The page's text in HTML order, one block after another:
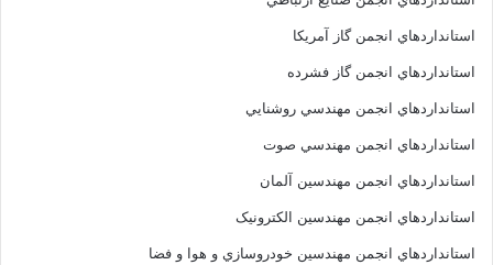
استانداردهاي انجمن گاز آمريکا
استانداردهاي انجمن گاز فشرده
استانداردهاي انجمن مهندسي روشنايي
استانداردهاي انجمن مهندسي صوت
استانداردهاي انجمن مهندسين آلمان
استانداردهاي انجمن مهندسين الکترونيک
استانداردهاي انجمن مهندسين خودروسازي و هوا و فضا